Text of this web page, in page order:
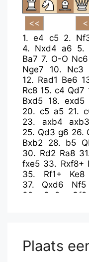
1.e4 c5 2.
4. Nxd4 a6 5.
Ba7 7. O-O Nc6
Nge7
10. Nc3
12. Rad1 Be6
Rc8 15.c4 Qd7
Bxd5 18.exd5
20. c5 a5 21.
23. axb4 axb3
25. Qd3 g6 26.
Bxb2
28. b5
30. Rd2 Ra8
fxe5 33. Rxf8+
35. Rf1+ Ke8
37. Qxd6 Nf5
39.
Qg8+ Qf8
Plaats